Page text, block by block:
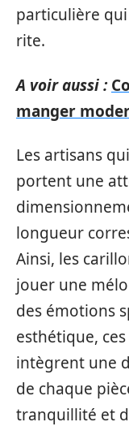
particulière qui
rite.
A voir aussi :
manger
Les artisans
portent une
longueur
Ainsi, les
jouer une
des émotions
esthétique,
intègrent une
de chaque
tranquillité et